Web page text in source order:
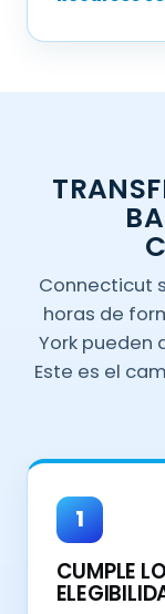
Connecticut
horas de
York pueden
Este es el
1
CUMPLE